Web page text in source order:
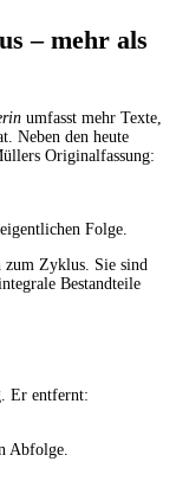
– mehr als
umfasst mehr Texte,
Neben den heute
Originalfassung:
Folge.
zum Zyklus. Sie sind
Bestandteile
Er entfernt:
Abfolge.